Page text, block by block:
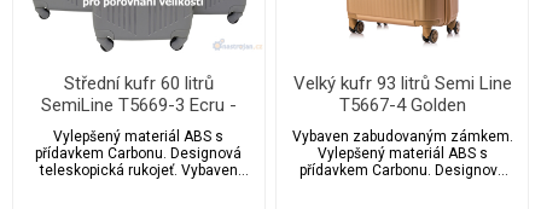
Střední kufr 60 litrů
SemiLine T5669-3 Ecru -
surové hedvábí
Vylepšený materiál ABS s
přídavkem Carbonu. Designová
teleskopická rukojeť. Vybaven
Velký kufr 93 litrů Semi Line
T5667-4 Golden
Vybaven zabudovaným zámkem.
Vylepšený materiál ABS s
přídavkem Carbonu. Designová